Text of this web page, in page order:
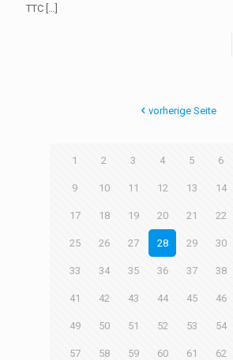
TTC […]
vorherige Seite
1 2 3 4 5 6
9 10 11 12 13 14
17 18 19 20 21 22
25 26 27 28 29 30
33 34 35 36 37 38
41 42 43 44 45 46
49 50 51 52 53 54
57 58 59 60 61 62